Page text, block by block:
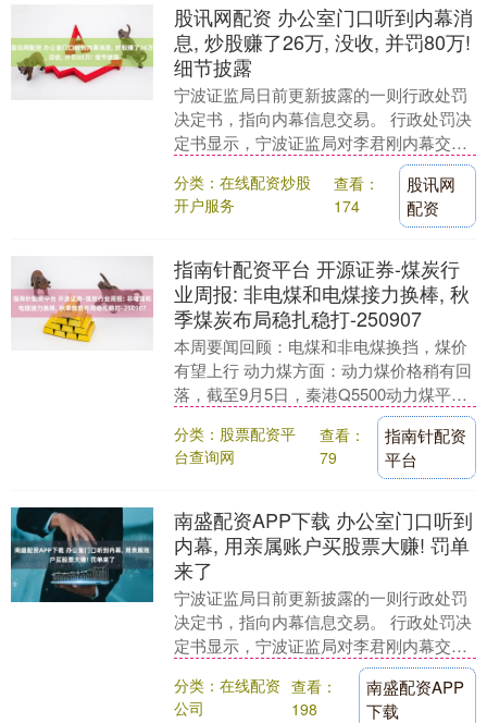
股讯网配资 办公室门口听到内幕消
息, 炒股赚了26万, 没收, 并罚80万!
细节披露
宁波证监局日前更新披露的一则行政处罚
决定书，指向内幕信息交易。 行政处罚决
定书显示，宁波证监局对李君刚内幕交易
行为进行了立案调查，发现李君刚在办公
室门口听到了内....
分类：在线配资炒股
开户服务
查看：
174
股讯网
配资
指南针配资平台 开源证券-煤炭行
业周报: 非电煤和电煤接力换棒, 秋
季煤炭布局稳扎稳打-250907
本周要闻回顾：电煤和非电煤换挡，煤价
有望上行 动力煤方面：动力煤价格稍有回
落，截至9月5日，秦港Q5500动力煤平仓
价为679元/吨，环比下跌11元/吨，跌幅
1....
分类：股票配资平
台查询网
查看：
79
指南针配资
平台
南盛配资APP下载 办公室门口听到
内幕, 用亲属账户买股票大赚! 罚单
来了
宁波证监局日前更新披露的一则行政处罚
决定书，指向内幕信息交易。 行政处罚决
定书显示，宁波证监局对李君刚内幕交易
行为进行了立案调查，发现李君刚在办公
室门口听到了内....
分类：在线配资
公司
查看：
198
南盛配资APP
下载